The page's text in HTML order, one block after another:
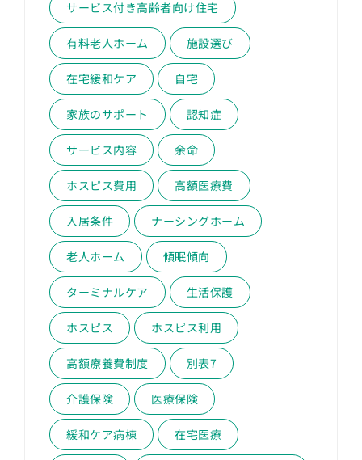
サービス付き高齢者向け住宅
有料老人ホーム 施設選び
在宅緩和ケア 自宅
家族のサポート 認知症
サービス内容 余命
ホスピス費用 高額医療費
入居条件 ナーシングホーム
老人ホーム 傾眠傾向
ターミナルケア 生活保護
ホスピス ホスピス利用
高額療養費制度 別表7
介護保険 医療保険
緩和ケア病棟 在宅医療